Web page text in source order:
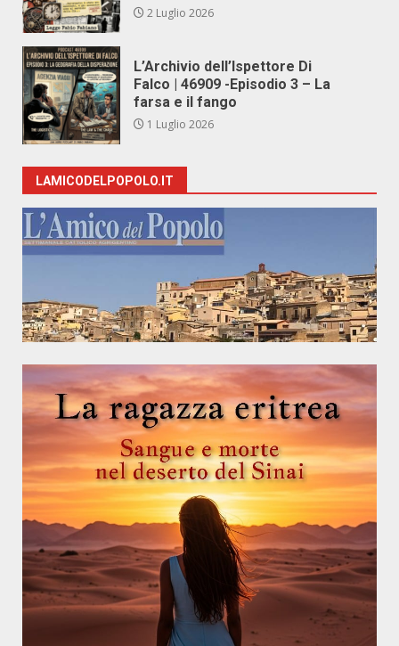
2 Luglio 2026
L’Archivio dell’Ispettore Di
Falco | 46909 -Episodio 3 – La
farsa e il fango
1 Luglio 2026
LAMICODELPOPOLO.IT